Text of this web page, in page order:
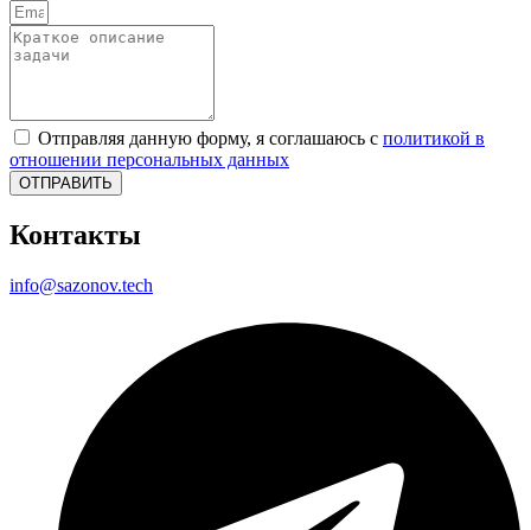
Отправляя данную форму, я соглашаюсь с политикой в
отношении персональных данных
ОТПРАВИТЬ
Контакты
info@sazonov.tech